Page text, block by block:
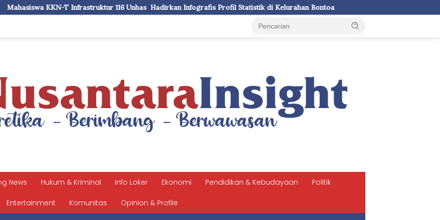
116 Unhas Hadirkan Infografis Profil Statistik di Kelurahan Bontoa LDII Sulsel dan SPN Batua Polda Sulsel
News Hukum & Kriminal Info Loker Ekonomi Pendidikan & Kebudayaan Politik
Entertainment Komunitas Opinion & Profile